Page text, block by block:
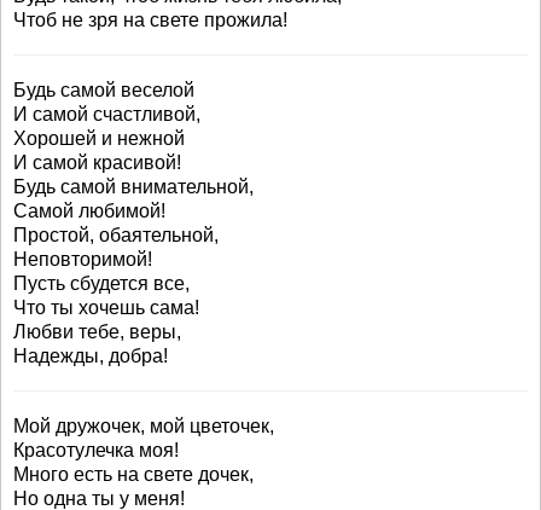
Чтоб не зря на свете прожила!
Будь самой веселой
И самой счастливой,
Хорошей и нежной
И самой красивой!
Будь самой внимательной,
Самой любимой!
Простой, обаятельной,
Неповторимой!
Пусть сбудется все,
Что ты хочешь сама!
Любви тебе, веры,
Надежды, добра!
Мой дружочек, мой цветочек,
Красотулечка моя!
Много есть на свете дочек,
Но одна ты у меня!